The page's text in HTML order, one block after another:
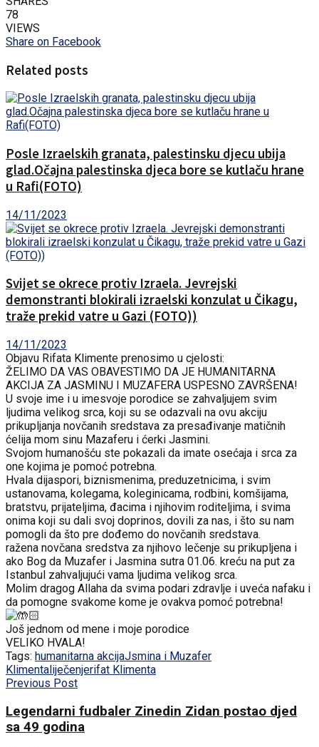
78
VIEWS
Share on Facebook
Related posts
Posle Izraelskih granata, palestinsku djecu ubija
glad.Očajna palestinska djeca bore se kutlaču hrane
u Rafi(FOTO)
14/11/2023
Svijet se okrece protiv Izraela. Jevrejski
demonstranti blokirali izraelski konzulat u Čikagu,
traže prekid vatre u Gazi (FOTO))
14/11/2023
Objavu Rifata Klimente prenosimo u cjelosti:
ŽELIMO DA VAS OBAVESTIMO DA JE HUMANITARNA
AKCIJA ZA JASMINU I MUZAFERA USPESNO ZAVRŠENA!
U svoje ime i u imesvoje porodice se zahvaljujem svim
ljudima velikog srca, koji su se odazvali na ovu akciju
prikupljanja novčanih sredstava za presađivanje matičnih
ćelija mom sinu Mazaferu i ćerki Jasmini.
Svojom humanošću ste pokazali da imate osećaja i srca za
one kojima je pomoć potrebna.
Hvala dijaspori, biznismenima, preduzetnicima, i svim
ustanovama, kolegama, koleginicama, rodbini, komšijama,
bratstvu, prijateljima, đacima i njihovim roditeljima, i svima
onima koji su dali svoj doprinos, dovili za nas, i što su nam
pomogli da što pre dođemo do novčanih sredstava.
ražena novčana sredstva za njihovo lečenje su prikupljena i
ako Bog da Muzafer i Jasmina sutra 01.06. kreću na put za
Istanbul zahvaljujući vama ljudima velikog srca.
Molim dragog Allaha da svima podari zdravlje i uveća nafaku i
da pomogne svakome kome je ovakva pomoć potrebna!
Još jednom od mene i moje porodice
VELIKO HVALA!
Tags: humanitarna akcijaJsmina i Muzafer
Klimentaliječenjerifat Klimenta
Previous Post
Legendarni fudbaler Zinedin Zidan postao djed
sa 49 godina